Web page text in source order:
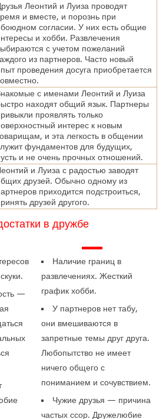
Леонтий и Луиза проводят
и вместе, и порознь при
согласии. У них есть общие
и хобби. Развлечения
с учетом пожеланий
из партнеров. Часто новый
проведения досуга приобретается
с именами Леонтий и Луиза
находят общий язык. Партнеры
проявлять только
интерес к новым
и эта легкость в общении
фундаментов для будущих,
и не очень прочных отношений.
и Луиза с радостью заводят
друзей. Обычно одному из
приходится подстроиться,
друзей другого.
в дружбе
—
—
Наличие границ в
развлечениях. Жесткий
график хобби.
У партнеров нет табу,
они вмешиваются в
запретные темы друг друга.
Любопытство не имеет
ничего общего с
пониманием и сочувствием.
Чужие друзья — причина
частых ссор. Дружелюбие